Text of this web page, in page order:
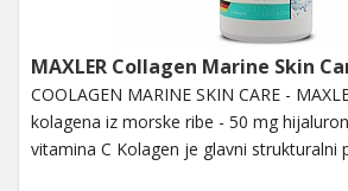
MAXLER Collagen Marine Skin
COOLAGEN MARINE SKIN CARE -
kolagena iz morske ribe - 50 mg
vitamina C Kolagen je glavni strukturalni